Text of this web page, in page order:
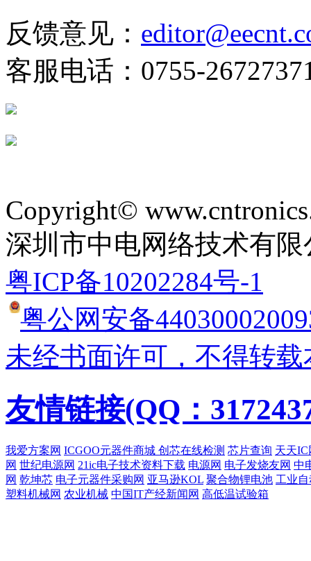
反馈意见：
客服电话：0755-
Copyright©
深圳市中电网络技术有
粤ICP备10202284号-1
粤公网安备
未经书面许可，不得转
友情链接(QQ：
我爱方案网 ICGOO元器件商城 创芯在线检测 芯片查询 天天IC
网 世纪电源网 21ic电子技术资料下载 电源网 电子发烧友网 中
网 乾坤芯 电子元器件采购网 亚马逊KOL 聚合物锂电池 工业
塑料机械网 农业机械 中国IT产经新闻网 高低温试验箱